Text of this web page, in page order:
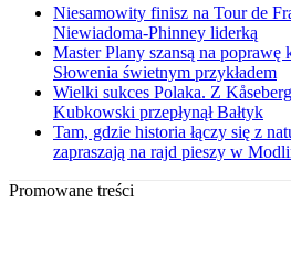
Niesamowity finisz na Tour de
Niewiadoma-Phinney liderką
Master Plany szansą na
Słowenia świetnym przykładem
Wielki sukces Polaka. Z
Kubkowski przepłynął Bałtyk
Tam, gdzie historia łączy się z
zapraszają na rajd pieszy w
Promowane treści